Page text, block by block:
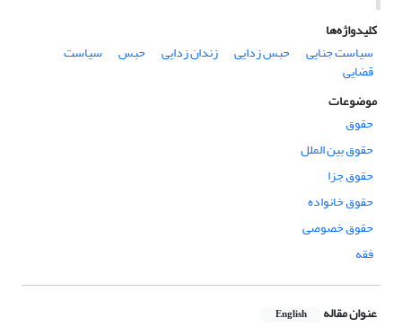
کلیدواژه‌ها
سیاست جنایی
حبس زدایی زندان زدایی حبس سیاست
قضایی
موضوعات
حقوق
حقوق بین الملل
حقوق جزا
حقوق خانواده
حقوق خصوصی
فقه
عنوان مقاله English